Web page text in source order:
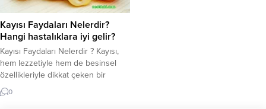
Kayısı Faydaları Nelerdir?
Hangi hastalıklara iyi gelir?
Kayısı Faydaları Nelerdir ? Kayısı,
hem lezzetiyle hem de besinsel
özellikleriyle dikkat çeken bir
meyvedir. Özellikle yaz aylarında
taze olarak tüketilmesi, sıcak
0